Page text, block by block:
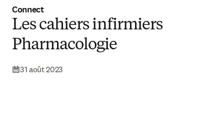
Connect
Les cahiers infirmiers
Pharmacologie
31 août 2023